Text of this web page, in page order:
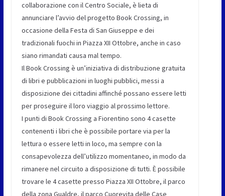
collaborazione con il Centro Sociale, è lieta di
annunciare l’avvio del progetto Book Crossing, in
occasione della Festa di San Giuseppe e dei
tradizionali fuochi in Piazza XII Ottobre, anche in caso
siano rimandati causa mal tempo.
Il Book Crossing è un’iniziativa di distribuzione gratuita
di libri e pubblicazioni in luoghi pubblici, messi a
disposizione dei cittadini affinché possano essere letti
per proseguire il loro viaggio al prossimo lettore.
I punti di Book Crossing a Fiorentino sono 4 casette
contenenti i libri che è possibile portare via per la
lettura o essere letti in loco, ma sempre con la
consapevolezza dell’utilizzo momentaneo, in modo da
rimanere nel circuito a disposizione di tutti. È possibile
trovare le 4 casette presso Piazza XII Ottobre, il parco
della zona Gualdre, il parco Cuorevita delle Case